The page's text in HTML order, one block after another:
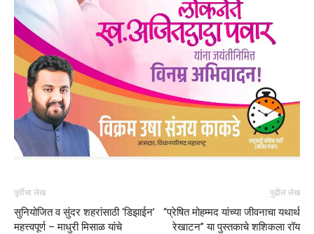
पूर्वीचा लेख
सुनियोजित व सुंदर शहरांसाठी ‘डिझाईन’
महत्त्वपूर्ण – माधुरी मिसाळ यांचे
पुढील लेख
“प्रेषित मोहम्मद यांच्या जीवनाचा यथार्थ
रेखाटन” या पुस्तकाचे शशिकला रॉय